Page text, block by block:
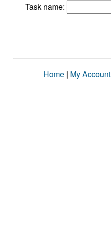
Task name:
Home | My Account